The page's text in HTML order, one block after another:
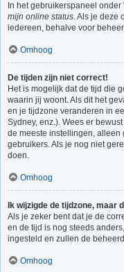
In het gebruikerspaneel
mijn online status. Als je deze
iedereen, behalve voor
Omhoog
De tijden zijn niet correct!
Het is mogelijk dat de tijd die
waarin jij woont. Als dit het
en je tijdzone veranderen in
Sydney, enz.). Wees er
de meeste instellingen,
gebruikers. Als je nog niet
doen.
Omhoog
Ik wijzigde de tijdzone, maar
Als je zeker bent dat je de
en de tijd is nog steeds
ingesteld en zullen de
Omhoog